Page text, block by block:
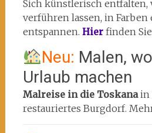
Sich künstlerisch entfalten,
verführen lassen, in
entspannen. Hier finden
Neu: Malen,
Urlaub machen
Malreise in die Toskanain
restauriertes Burgdorf.